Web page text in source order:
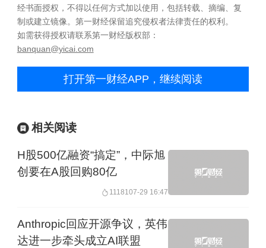
经书面授权，不得以任何方式加以使用，包括转载、摘编、复
制或建立镜像。第一财经保留追究侵权者法律责任的权利。
如需获得授权请联系第一财经版权部：
banquan@yicai.com
打开第一财经APP，继续阅读
相关阅读
H股500亿融资“搞定”，中际旭
创要在A股回购80亿
1118107-29 16:47
Anthropic回应开源争议，英伟
达进一步牵头成立AI联盟